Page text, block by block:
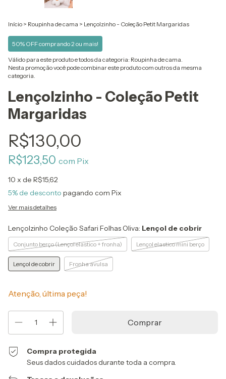
Início > Roupinha de cama > Lençolzinho - Coleção Petit Margaridas
50% OFF comprando 2 ou mais!
Válido para este produto e todos da categoria: Roupinha de cama.
Nesta promoção você pode combinar este produto com outros da mesma
categoria.
Lençolzinho - Coleção Petit
Margaridas
R$130,00
R$123,50 com Pix
10 x de R$15,62
5% de desconto pagando com Pix
Ver mais detalhes
Lençolzinho Coleção Safari Folhas Oliva: Lençol de cobrir
Conjunto berço (Lençol elastico + fronha) Lençol elastico mini berço
Lençol de cobrir Fronha avulsa
Atenção, última peça!
Compra protegida
Seus dados cuidados durante toda a compra.